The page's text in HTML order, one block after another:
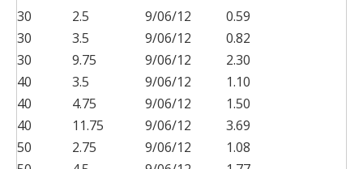
30
2.5 9/06/12
0.59
30
3.5 9/06/12
0.82
30
9.75 9/06/12
2.30
40
3.5 9/06/12
1.10
40
4.75 9/06/12
1.50
40
11.75 9/06/12
3.69
50
2.75 9/06/12
1.08